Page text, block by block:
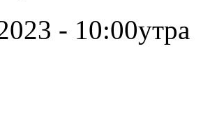
- 10:00утра